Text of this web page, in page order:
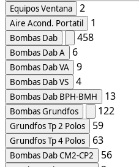
Equipos Ventana
2
Aire Acond. Portatil 1
Bombas Dab 458
Bombas Dab A 6
Bombas Dab VA 9
Bombas Dab VS 4
Bombas Dab BPH-BMH 13
Bombas Grundfos 122
Grundfos Tp 2 Polos 59
Grundfos Tp 4 Polos 63
Bombas Dab CM2-CP2 56